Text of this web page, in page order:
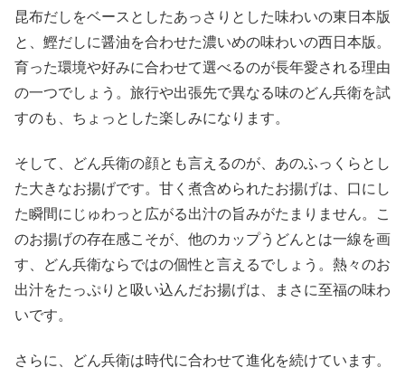
昆布だしをベースとしたあっさりとした味わいの東日本版
と、鰹だしに醤油を合わせた濃いめの味わいの西日本版。
育った環境や好みに合わせて選べるのが長年愛される理由
の一つでしょう。旅行や出張先で異なる味のどん兵衛を試
すのも、ちょっとした楽しみになります。
そして、どん兵衛の顔とも言えるのが、あのふっくらとし
た大きなお揚げです。甘く煮含められたお揚げは、口にし
た瞬間にじゅわっと広がる出汁の旨みがたまりません。こ
のお揚げの存在感こそが、他のカップうどんとは一線を画
す、どん兵衛ならではの個性と言えるでしょう。熱々のお
出汁をたっぷりと吸い込んだお揚げは、まさに至福の味わ
いです。
さらに、どん兵衛は時代に合わせて進化を続けています。